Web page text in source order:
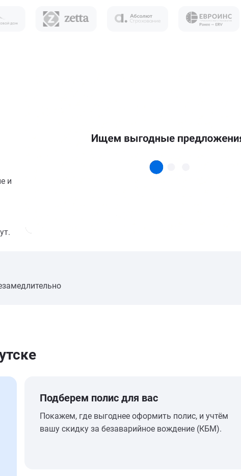
и
Подберем полис для вас
Покажем, где выгоднее оформить полис, и учтём
вашу скидку за безаварийное вождение (КБМ).